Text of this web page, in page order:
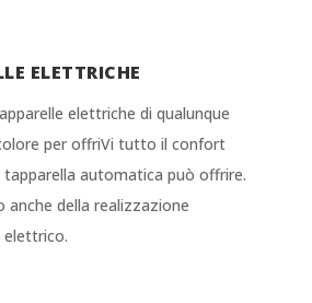
ELETTRICHE
elettriche di qualunque
per offriVi tutto il confort
tapparella automatica può offrire.
anche della realizzazione
elettrico.